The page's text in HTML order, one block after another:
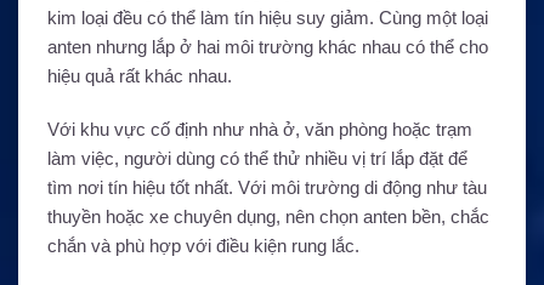
kim loại đều có thể làm tín hiệu suy giảm. Cùng một loại
anten nhưng lắp ở hai môi trường khác nhau có thể cho
hiệu quả rất khác nhau.
Với khu vực cố định như nhà ở, văn phòng hoặc trạm
làm việc, người dùng có thể thử nhiều vị trí lắp đặt để
tìm nơi tín hiệu tốt nhất. Với môi trường di động như tàu
thuyền hoặc xe chuyên dụng, nên chọn anten bền, chắc
chắn và phù hợp với điều kiện rung lắc.